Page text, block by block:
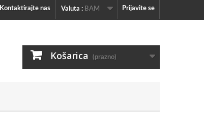
Prijavite se
Valuta : BAM
Kontaktirajte nas
Košarica (prazno)